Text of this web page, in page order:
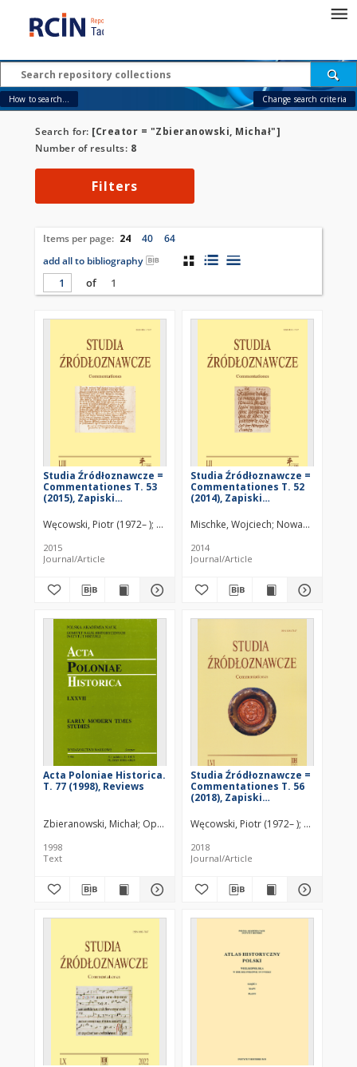
How to search... Change search criteria
Search for: [Creator = "Zbieranowski, Michał"]
Number of results: 8
Filters
Items per page: 24 40
64
add all to bibliography
of
1
Studia Źródłoznawcze =
Commentationes T. 53
(2015), Zapiski
Węcowski, Piotr (1972– ) Nowak, Przemysław Kowalski, Marek Daniel
2015
Journal/Article
Studia Źródłoznawcze =
Commentationes T. 52
(2014), Zapiski
Mischke, Wojciech Nowak,
2014
Journal/Article
Acta Poloniae Historica.
T. 77 (1998), Reviews
Zbieranowski, Michał Opaliński, Edward (1950– ) Kosman, Marceli
1998
Text
Studia Źródłoznawcze =
Commentationes T. 56
(2018), Zapiski
Węcowski, Piotr (1972– ) Piber-
2018
Journal/Article